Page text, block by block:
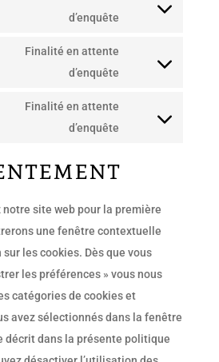
wordpress
service
analytics
d’enquête
Consent
service
Finalité en attente
d’enquête
Consent
service
Finalité en attente
d’enquête
Consent
site web pour la première
une fenêtre contextuelle
les cookies. Dès que vous
les préférences » vous nous
catégories de cookies et
avez sélectionnés dans la fenêtre
décrit dans la présente politique